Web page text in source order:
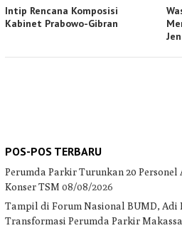
Intip Rencana Komposisi
Kabinet Prabowo-Gibran
POS-POS TERBARU
Perumda Parkir Turunkan 20
Konser TSM 08/08/2026
Tampil di Forum Nasional BUMD, Adi
Transformasi Perumda Parkir